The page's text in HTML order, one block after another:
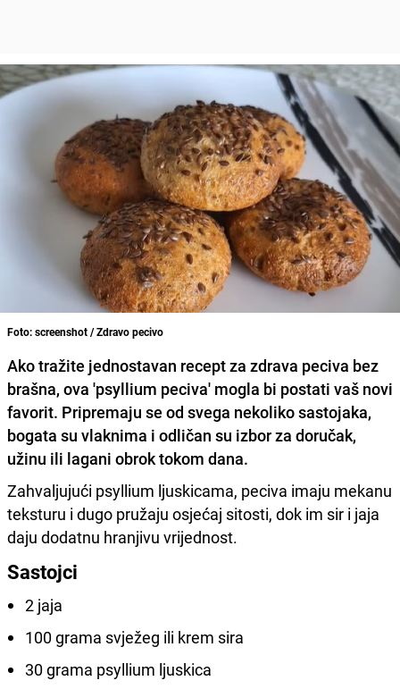
Foto: screenshot / Zdravo pecivo
Ako tražite jednostavan recept za zdrava peciva bez
brašna, ova 'psyllium peciva' mogla bi postati vaš novi
favorit. Pripremaju se od svega nekoliko sastojaka,
bogata su vlaknima i odličan su izbor za doručak,
užinu ili lagani obrok tokom dana.
Zahvaljujući psyllium ljuskicama, peciva imaju mekanu
teksturu i dugo pružaju osjećaj sitosti, dok im sir i jaja
daju dodatnu hranjivu vrijednost.
Sastojci
2 jaja
100 grama svježeg ili krem sira
30 grama psyllium ljuskica